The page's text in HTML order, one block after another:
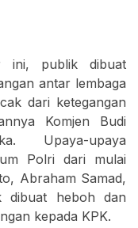
ini, publik dibuat
antar lembaga
dari ketegangan
Komjen Budi
Upaya-upaya
Polri dari mulai
Abraham Samad,
dibuat heboh dan
kepada KPK.